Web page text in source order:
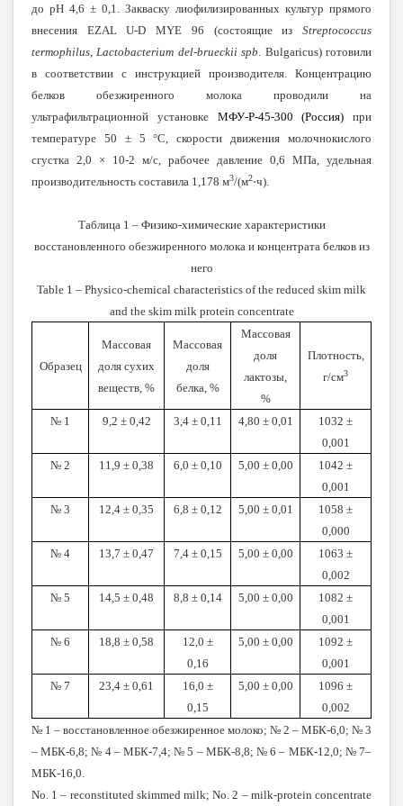
до pH 4,6 ± 0,1. Закваску лиофилизированных культур прямого
внесения EZAL U-D MYE 96 (состоящие из Streptococcus
termophilus Lactobacterium del-brueckii spb . Bulgaricus) готовили
в соответствии с инструкцией производителя. Концентрацию
белков обезжиренного молока проводили на
ультрафильтрационной установке МФУ-Р-45-300 (Россия) при
температуре 50 ± 5 °С, скорости движения молочнокислого
сгустка 2,0 × 10-2 м/с, рабочее давление 0,6 МПа, удельная
производительность составила 1,178 м3/(м2⋅ч).
Таблица 1 – Физико-химические характеристики
восстановленного обезжиренного молока и концентрата белков из
него
Table 1 – Physico-chemical characteristics of the reduced skim milk
and the skim milk protein concentrate
Образец
Массовая
доля сухих
веществ, %
Массовая
доля
белка, %
Массовая
доля
лактозы,
%
Плотность,
г/см3
№ 1 9,2 ± 0,42 3,4 ± 0,11 4,80 ± 0,01
1032 ±
0,001
№ 2
11,9 ± 0,38 6,0 ± 0,10 5,00 ± 0,00
1042 ±
0,001
№ 3
12,4 ± 0,35 6,8 ± 0,12 5,00 ± 0,01
1058 ±
0,000
№ 4
13,7 ± 0,47 7,4 ± 0,15 5,00 ± 0,00
1063 ±
0,002
№ 5
14,5 ± 0,48 8,8 ± 0,14 5,00 ± 0,00
1082 ±
0,001
№ 6
18,8 ± 0,58
12,0 ±
0,16
5,00 ± 0,00
1092 ±
0,001
№ 7
23,4 ± 0,61
16,0 ±
0,15
5,00 ± 0,00
1096 ±
0,002
№ 1 – восстановленное обезжиренное молоко; № 2 – МБК-6,0; № 3
– МБК-6,8; № 4 – МБК-7,4; № 5 – МБК-8,8; № 6 – МБК-12,0; № 7–
МБК-16,0.
No. 1 – reconstituted skimmed milk; No. 2 – milk-protein concentrate